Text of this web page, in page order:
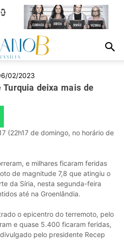
02/2023
deixa mais de
(22h17 de domingo, no horário de
e milhares ficaram feridas
de magnitude 7,8 que atingiu o
da Síria, nesta segunda-feira
até na Groenlândia.
o epicentro do terremoto, pelo
e quase 5.400 ficaram feridas,
pelo presidente Recep